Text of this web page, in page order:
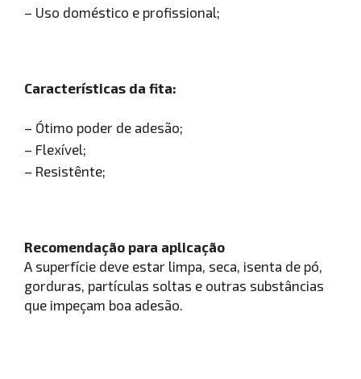
– Uso doméstico e profissional;
Características da fita:
– Ótimo poder de adesão;
– Flexível;
– Resistênte;
Recomendação para aplicação
A superfície deve estar limpa, seca, isenta de pó,
gorduras, partículas soltas e outras substâncias
que impeçam boa adesão.